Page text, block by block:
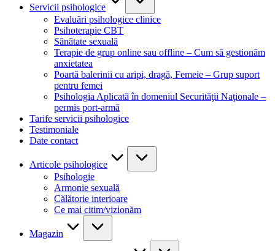
Servicii psihologice
Evaluări psihologice clinice
Psihoterapie CBT
Sănătate sexuală
Terapie de grup online sau offline – Cum să gestionăm
anxietatea
Poartă balerinii cu aripi, dragă, Femeie – Grup suport
pentru femei
Psihologia Aplicată în domeniul Securităţii Naţionale –
permis port-armă
Tarife servicii psihologice
Testimoniale
Date contact
Articole psihologice
Psihologie
Armonie sexuală
Călătorie interioare
Ce mai citim/vizionăm
Magazin